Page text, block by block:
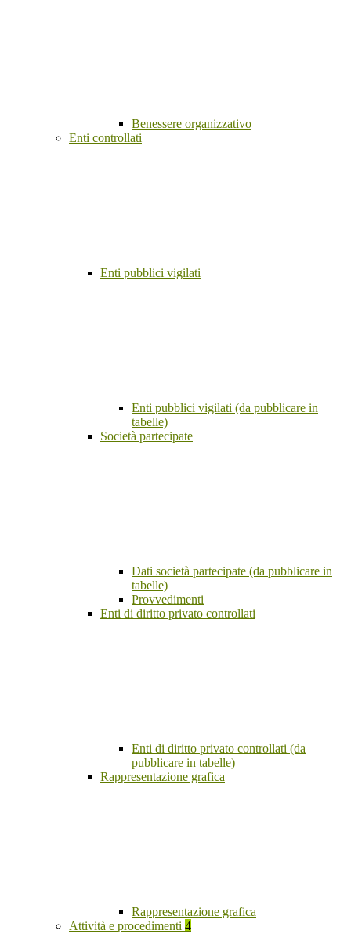
Benessere organizzativo
Enti controllati
Enti pubblici vigilati
Enti pubblici vigilati (da pubblicare in
tabelle)
Società partecipate
Dati società partecipate (da pubblicare in
tabelle)
Provvedimenti
Enti di diritto privato controllati
Enti di diritto privato controllati (da
pubblicare in tabelle)
Rappresentazione grafica
Rappresentazione grafica
Attività e procedimenti 4